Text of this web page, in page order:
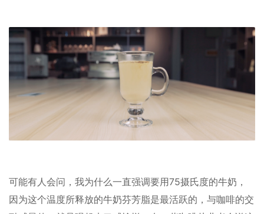
可能有人会问，我为什么一直强调要用75摄氏度的牛奶，
因为这个温度所释放的牛奶芬芳脂是最活跃的，与咖啡的交